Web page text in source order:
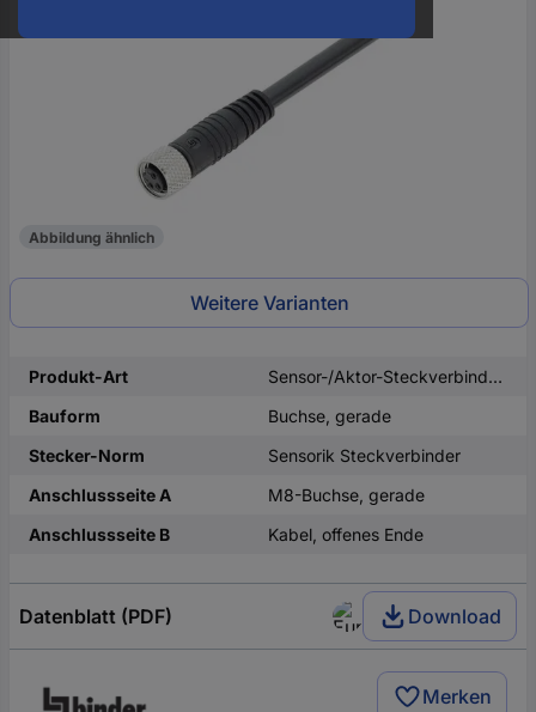
Abbildung ähnlich
Weitere Varianten
Produkt-Art
Sensor-/Aktor-Steckverbinder, konfektioniert
Bauform
Buchse, gerade
Stecker-Norm
Sensorik Steckverbinder
Anschlussseite A
M8-Buchse, gerade
Anschlussseite B
Kabel, offenes Ende
Datenblatt (PDF) Download
Merken